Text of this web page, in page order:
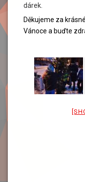
dárek.
Děkujeme za
Vánoce a buďte